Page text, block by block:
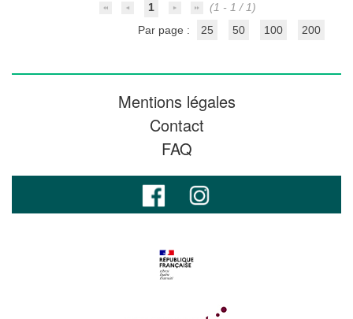
1
(1 - 1 / 1)
Par page :
25 50 100 200
Mentions légales
Contact
FAQ